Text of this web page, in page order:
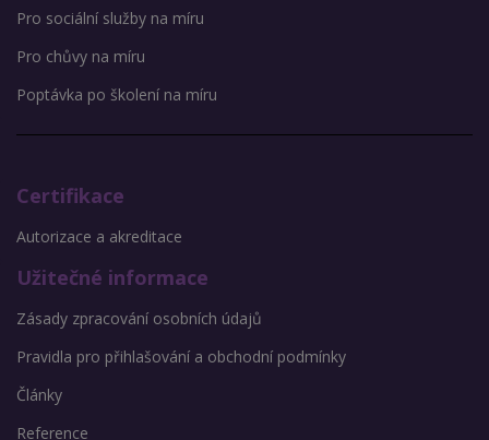
Pro sociální služby na míru
Pro chůvy na míru
Poptávka po školení na míru
Certifikace
Autorizace a akreditace
Užitečné informace
Zásady zpracování osobních údajů
Pravidla pro přihlašování a obchodní podmínky
Články
Reference